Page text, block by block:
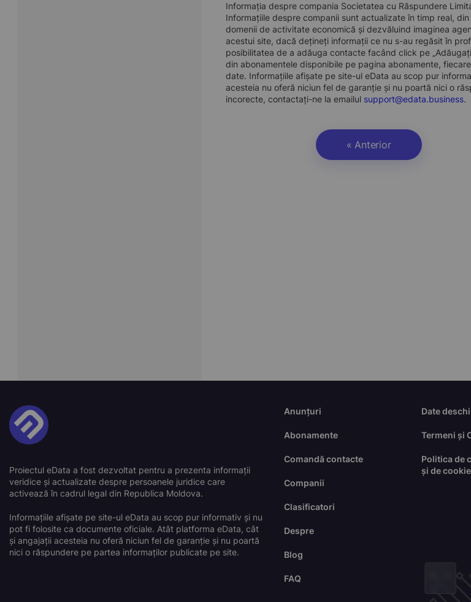
Informația despre compania Societatea cu Răspundere
Informațiile despre companii sunt actualizate în timp real,
domenii de activitate economică și dezvăluind imaginea
acestui site, dacă dețineți informații ce nu s-au regăsit în
posibilitatea de a adăuga contacte facând click pe
din abonamentele disponibile pe pagina abonamente,
date. Informațiile afișate pe site-ul eData au scop pur
acesteia nu oferă niciun fel de garanție și nu poartă nici o
incorecte, contactați-ne la emailul support@edata.business.
« Anterior
Proiectul eData a fost dezvoltat pentru a prezenta informații
veridice și actualizate despre persoanele juridice care
activează în cadrul legal din Republica Moldova.
Informațiile afișate pe site-ul eData au scop pur informativ și nu
pot fi folosite ca documente oficiale. Atât platforma eData, cât
și angajații acesteia nu oferă niciun fel de garanție și nu poartă
nici o răspundere pe partea informaților publicate pe site.
Anunțuri
Abonamente
Comandă contacte
Companii
Clasificatori
Despre
Blog
FAQ
Date
Termeni și
Politica de
și de